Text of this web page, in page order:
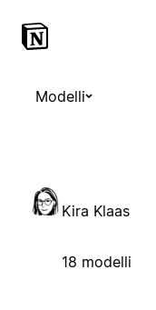
Modelli
Kira Klaas
18 modelli